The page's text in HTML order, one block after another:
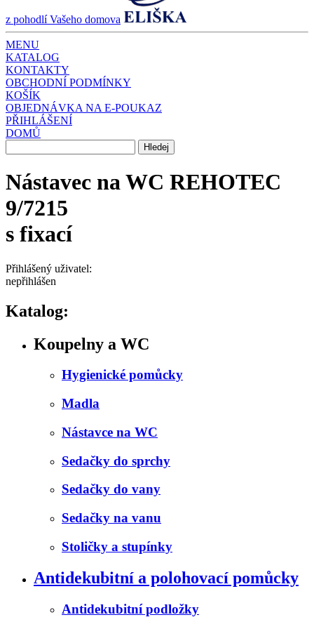
z pohodlí Vašeho domova
MENU
KATALOG
KONTAKTY
OBCHODNÍ PODMÍNKY
KOŠÍK
OBJEDNÁVKA NA E-POUKAZ
PŘIHLÁŠENÍ
DOMŮ
Nástavec na WC REHOTEC
9/7215
s fixací
Přihlášený uživatel:
nepřihlášen
Katalog:
Koupelny a WC
Hygienické pomůcky
Madla
Nástavce na WC
Sedačky do sprchy
Sedačky do vany
Sedačky na vanu
Stoličky a stupínky
Antidekubitní a polohovací pomůcky
Antidekubitní podložky